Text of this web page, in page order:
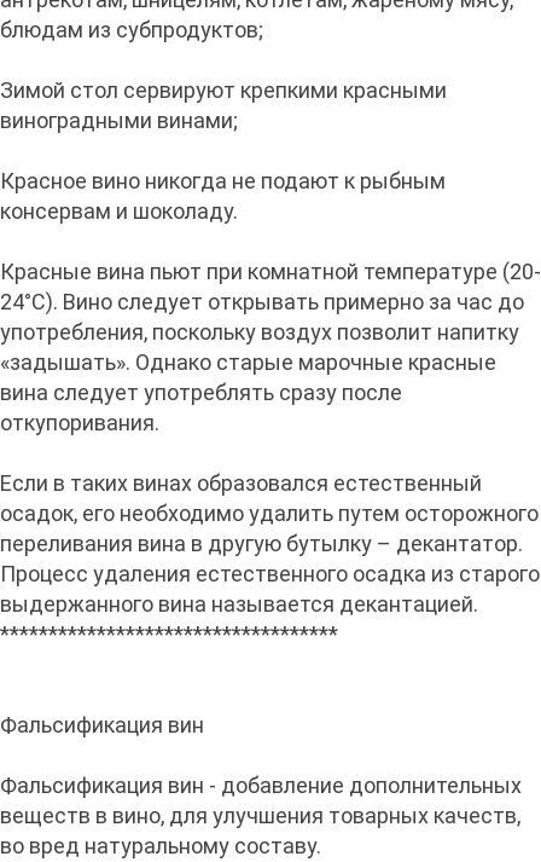
блюдам из субпродуктов;
Зимой стол сервируют крепкими красными
виноградными винами;
Красное вино никогда не подают к рыбным
консервам и шоколаду.
Красные вина пьют при комнатной температуре (20-
24°С). Вино следует открывать примерно за час до
употребления, поскольку воздух позволит напитку
«задышать». Однако старые марочные красные
вина следует употреблять сразу после
откупоривания.
Если в таких винах образовался естественный
осадок, его необходимо удалить путем осторожного
переливания вина в другую бутылку – декантатор.
Процесс удаления естественного осадка из старого
выдержанного вина называется декантацией.
***********************************
Фальсификация вин
Фальсификация вин - добавление дополнительных
веществ в вино, для улучшения товарных качеств,
во вред натуральному составу.